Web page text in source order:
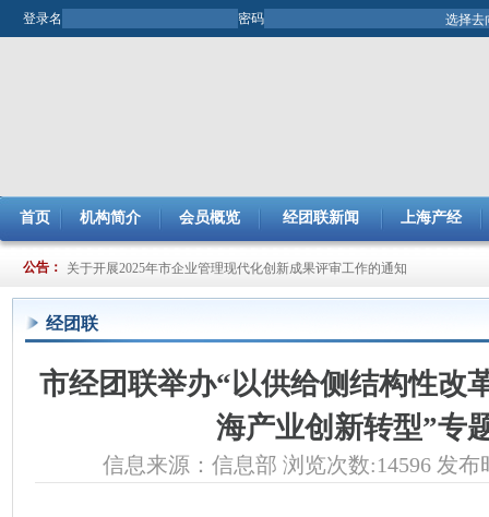
登录名 密码
首页 机构简介 会员概览 经团联新闻 上海产经
公告：
关于开展2025年市企业管理现代化创新成果评审工作的通知
关于提交2024年度节能减排（JJ）小组项目总结及申报2025年度项目的通
经团联
市经团联举办“以供给侧结构性改
海产业创新转型”专
信息来源：信息部 浏览次数:14596 发布